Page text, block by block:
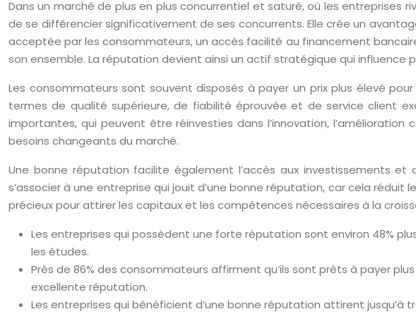
Dans un marché de plus en plus concurrentiel et saturé, où les
de se différencier significativement de ses concurrents. Elle crée un
acceptée par les consommateurs, un accès facilité au financement
son ensemble. La réputation devient ainsi un actif stratégique qui
Les consommateurs sont souvent disposés à payer un prix plus élevé
termes de qualité supérieure, de fiabilité éprouvée et de service client
importantes, qui peuvent être réinvesties dans l’innovation,
besoins changeants du marché.
Une bonne réputation facilite également l’accès aux investissements
s’associer à une entreprise qui jouit d’une bonne réputation, car cela
précieux pour attirer les capitaux et les compétences nécessaires à la
Les entreprises qui possèdent une forte réputation sont environ 48%
les études.
Près de 86% des consommateurs affirment qu’ils sont prêts à payer
excellente réputation.
Les entreprises qui bénéficient d’une bonne réputation attirent